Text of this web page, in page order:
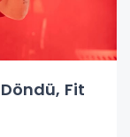
Döndü, Fit